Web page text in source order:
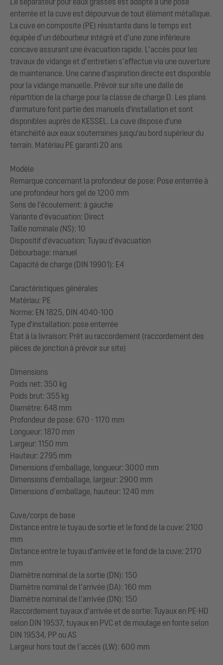
enterrée et la cuve est dépourvue de tout élément métallique.
La cuve en composite (PE) résistante dans le temps est
équipée d’un débourbeur intégré et d’une zone inférieure
concave assurant une évacuation rapide. L’accès pour les
travaux de vidange et d’entretien s’effectue via une ouverture
de maintenance. Une canne d'aspiration directe est disponible
pour la vidange manuelle. Prévoir sur site une dalle de
répartition de la charge pour la classe de charge D. Les plans
d'armature font partie des manuels d'installation et sont
disponibles auprès de KESSEL. La cuve dispose d'une
étanchéité aux eaux souterraines jusqu'au bord supérieur du
terrain. Matériau PE garanti 20 ans
Modèle
Remarque concernant la profondeur de pose: Pose enterrée à
une profondeur hors gel de 1200 mm
Sens de l'écoulement: à gauche
Variante d'évacuation: Direct
Taille nominale (NS): 10
Dispositif d'évacuation: Tuyau d’évacuation
Débourbage: manuel
Capacité de charge (DIN 19901): E4
Caractéristiques générales
Matériau: PE
Norme: EN 1825, DIN 4040-100
Type d'installation: pose enterrée
État à la livraison: Prêt au raccordement (raccordement des
pièces de jonction à prévoir sur site)
Dimensions
Poids net: 350 kg
Poids brut: 355 kg
Diamètre: 648 mm
Profondeur de pose: 670 - 1170 mm
Longueur: 1870 mm
Largeur: 1150 mm
Hauteur: 2795 mm
Dimensions d'emballage, longueur: 3000 mm
Dimensions d'emballage, largeur: 2900 mm
Dimensions d’emballage, hauteur: 1240 mm
Cuve/corps de base
Distance entre le tuyau de sortie et le fond de la cuve: 2100
mm
Distance entre le tuyau d'arrivée et le fond de la cuve: 2170
mm
Diamètre nominal de la sortie (DN): 150
Diamètre nominal de l’arrivée (DA): 160 mm
Diamètre nominal de l’arrivée (DN): 150
Raccordement tuyaux d’arrivée et de sortie: Tuyaux en PE-HD
selon DIN 19537, tuyaux en PVC et de moulage en fonte selon
DIN 19534, PP ou AS
Largeur hors tout de l’accès (LW): 600 mm